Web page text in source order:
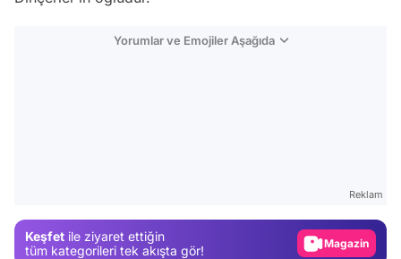
Yorumlar ve Emojiler Aşağıda
Reklam
Keşfet ile ziyaret ettiğin
tüm kategorileri tek akışta gör!
Magazin